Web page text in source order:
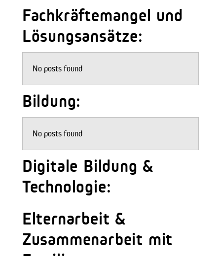
Fachkräftemangel und
Lösungsansätze:
No posts found
Bildung:
No posts found
Digitale Bildung &
Technologie:
Elternarbeit &
Zusammenarbeit mit